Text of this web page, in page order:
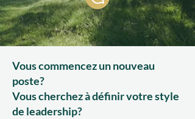
Vous commencez un nouveau
poste?
Vous cherchez à définir votre style
de leadership?